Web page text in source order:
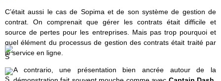
C’était aussi le cas de Sopima et de son système de gestion de
contrat. On comprenait que gérer les contrats était difficile et
source de pertes pour les entreprises. Mais pas trop pourquoi et
quel élément du processus de gestion des contrats était traité par
le service en ligne.
A contrario, une présentation bien ancrée autour de la